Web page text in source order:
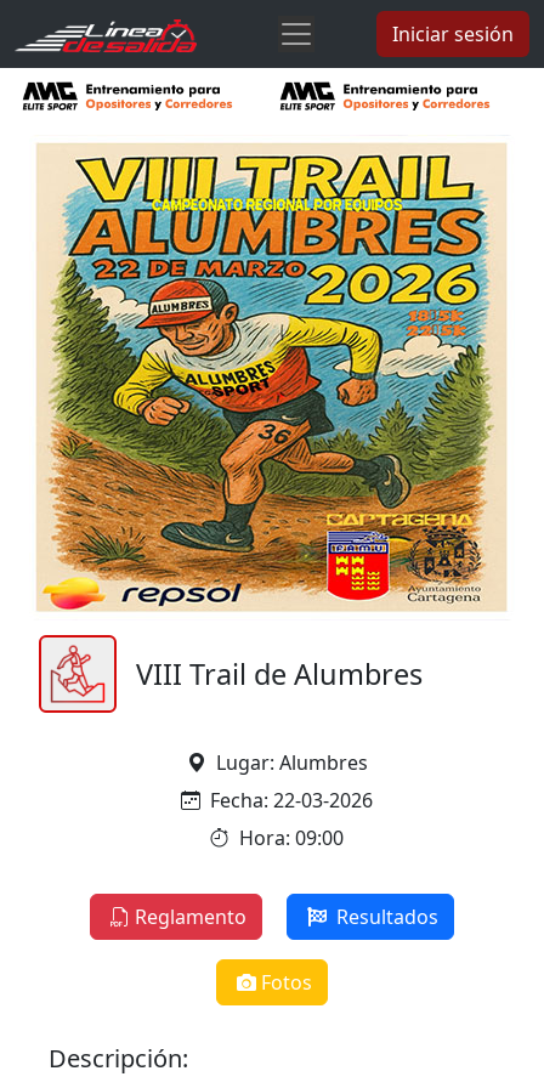
Iniciar sesión
VIII Trail de Alumbres
Lugar: Alumbres
Fecha: 22-03-2026
Hora: 09:00
Reglamento Resultados
Fotos
Descripción: